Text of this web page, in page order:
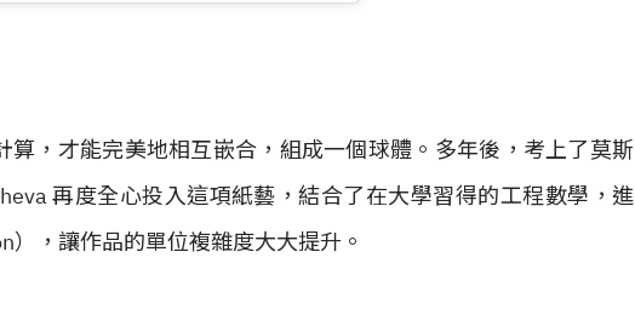
算，才能完美地相互嵌合，組成一個球體。多年後，考上了莫斯
再度全心投入這項紙藝，結合了在大學習得的工程數學，進
，讓作品的單位複雜度大大提升。